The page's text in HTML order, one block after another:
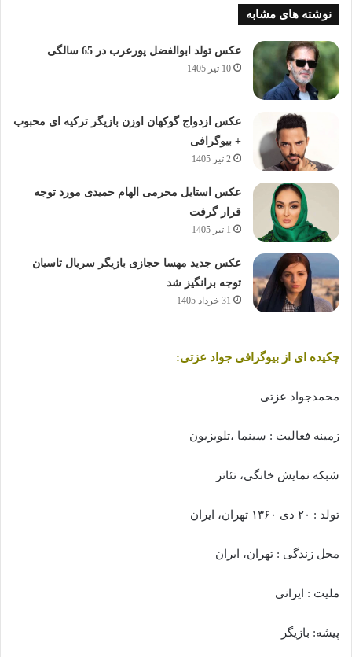
نوشته های مشابه
عکس تولد ابوالفضل پورعرب در 65 سالگی
10 تیر 1405
عکس ازدواج گوکهان اوزن بازیگر ترکیه ای محبوب
+ بیوگرافی
2 تیر 1405
عکس استایل محرمی الهام حمیدی مورد توجه
قرار گرفت
1 تیر 1405
عکس جدید مهسا حجازی بازیگر سریال تاسیان
توجه برانگیز شد
31 خرداد 1405
چکیده ای از بیوگرافی جواد عزتی:
محمدجواد عزتی
زمینه فعالیت : سینما ،تلویزیون
شبکه نمایش خانگی، تئاتر
تولد : ۲۰ دی ۱۳۶۰ تهران، ایران
محل زندگی : تهران، ایران
ملیت : ایرانی
پیشه: بازیگر